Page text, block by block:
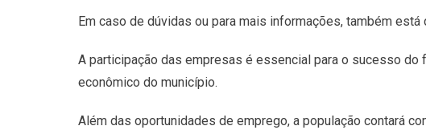
Em caso de dúvidas ou para mais informações, também
A participação das empresas é essencial para o sucesso
econômico do município.
Além das oportunidades de emprego, a população contará